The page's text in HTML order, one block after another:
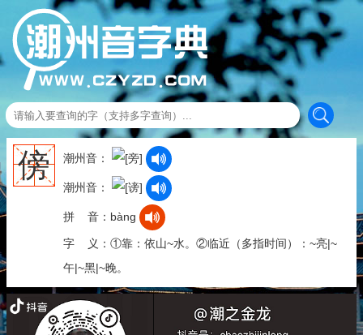
傍 潮州音：
潮州音：
拼 音：bàng
字 义：①靠：依山~水。②临近（多指时间）：~亮|~
午|~黑|~晚。